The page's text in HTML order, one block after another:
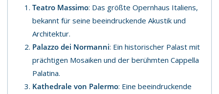
Teatro Massimo: Das größte Opernhaus Italiens,
bekannt für seine beeindruckende Akustik und
Architektur.
Palazzo dei Normanni: Ein historischer Palast mit
prächtigen Mosaiken und der berühmten Cappella
Palatina.
Kathedrale von Palermo: Eine beeindruckende